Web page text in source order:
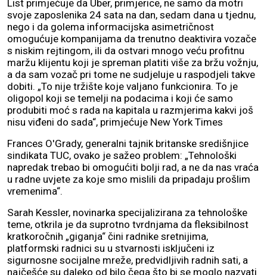
List primjećuje da Uber, primjerice, ne samo da motri
svoje zaposlenika 24 sata na dan, sedam dana u tjednu,
nego i da golema informacijska asimetričnost
omogućuje kompanijama da trenutno deaktivira vozače
s niskim rejtingom, ili da ostvari mnogo veću profitnu
maržu klijentu koji je spreman platiti više za bržu vožnju,
a da sam vozač pri tome ne sudjeluje u raspodjeli takve
dobiti. „To nije tržište koje valjano funkcionira. To je
oligopol koji se temelji na podacima i koji će samo
produbiti moć s rada na kapitala u razmjerima kakvi još
nisu viđeni do sada“, primjećuje New York Times
Frances O'Grady, generalni tajnik britanske središnjice
sindikata TUC, ovako je sažeo problem: „Tehnološki
napredak trebao bi omogućiti bolji rad, a ne da nas vraća
u radne uvjete za koje smo mislili da pripadaju prošlim
vremenima“.
Sarah Kessler, novinarka specijalizirana za tehnološke
teme, otkrila je da suprotno tvrdnjama da fleksibilnost
kratkoročnih „giganja“ čini radnike sretnijima,
platformski radnici su u stvarnosti isključeni iz
sigurnosne socijalne mreže, predvidljivih radnih sati, a
najčešće su daleko od bilo čega što bi se moglo nazvati